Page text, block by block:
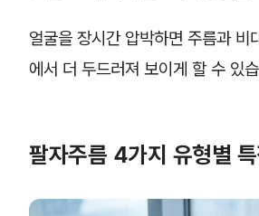
얼굴을 장시간 압박하면 주름과 비
에서 더 두드러져 보이게 할 수 있
팔자주름 4가지 유형별